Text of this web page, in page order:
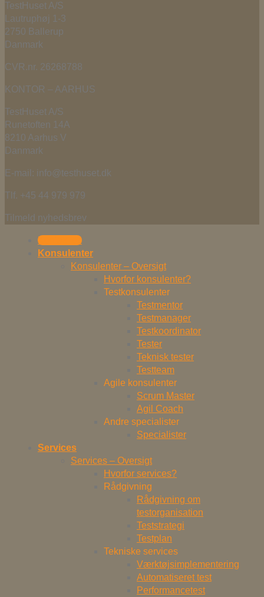
TestHuset A/S
Lautruphøj 1-3
2750 Ballerup
Danmark
CVR.nr. 26268788
KONTOR – AARHUS
TestHuset A/S
Runetoften 14A
8210 Aarhus V
Danmark
E-mail: info@testhuset.dk
Tlf. +45 44 979 979
Tilmeld nyhedsbrev
Kontakt os
Konsulenter
Konsulenter – Oversigt
Hvorfor konsulenter?
Testkonsulenter
Testmentor
Testmanager
Testkoordinator
Tester
Teknisk tester
Testteam
Agile konsulenter
Scrum Master
Agil Coach
Andre specialister
Specialister
Services
Services – Oversigt
Hvorfor services?
Rådgivning
Rådgivning om
testorganisation
Teststrategi
Testplan
Tekniske services
Værktøjsimplementering
Automatiseret test
Performancetest